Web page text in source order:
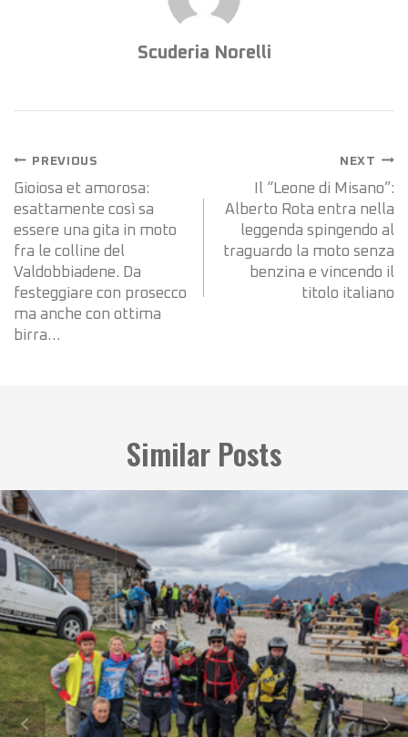
Scuderia Norelli
Navigazione
articoli
PREVIOUS
Gioiosa et amorosa:
esattamente così sa
essere una gita in moto
fra le colline del
Valdobbiadene. Da
festeggiare con prosecco
ma anche con ottima
birra…
NEXT
Il “Leone di Misano”:
Alberto Rota entra nella
leggenda spingendo al
traguardo la moto senza
benzina e vincendo il
titolo italiano
Similar Posts